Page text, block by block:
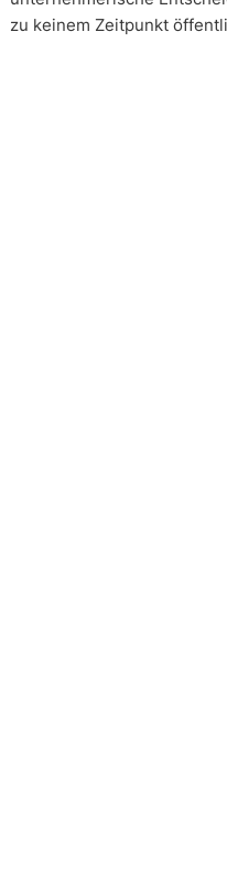
zu keinem Zeitpunkt